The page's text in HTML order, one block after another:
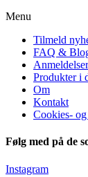
Menu
Tilmeld
FAQ &
Produkter i
Om
Kontakt
Cookies-
Følg med på de
Instagram